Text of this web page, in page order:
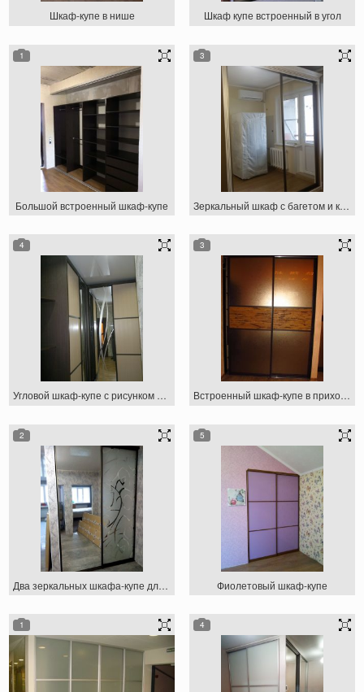
Шкаф-купе в нише Шкаф купе встроенный в угол
1
Большой встроенный шкаф-купе
3
Зеркальный шкаф с багетом и карнизом
4
Угловой шкаф-купе с рисунком на зеркале
3
Встроенный шкаф-купе в прихожей 3
2
Два зеркальных шкафа-купе для частного дома
5
Фиолетовый шкаф-купе
1 4